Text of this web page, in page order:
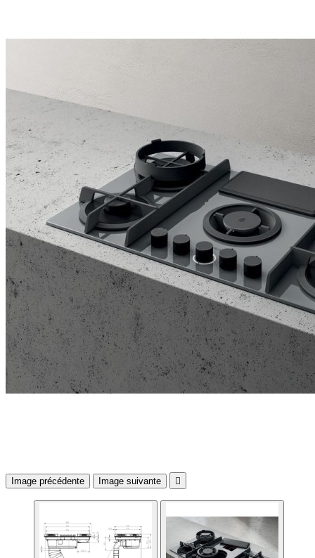
Image précédente Image suivante 